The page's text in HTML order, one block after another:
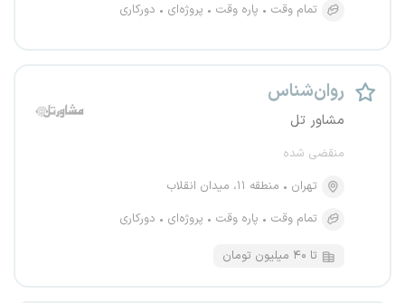
تمام وقت
پاره وقت پروژه‌ای دورکاری
روان‌شناس
مشاور تل
منقضی شده
تهران
منطقه ۱۱، میدان انقلاب
تمام وقت
پاره وقت پروژه‌ای دورکاری
تا ۴۰ میلیون تومان